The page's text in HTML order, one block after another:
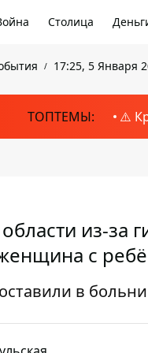
Столица
17:25, 5 Января
ТОПТЕМЫ: ⚠️
из-за
с
в